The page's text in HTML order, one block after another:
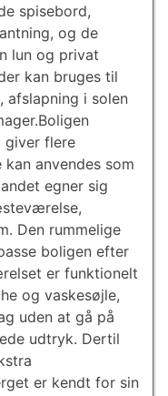
spisebord,
og de
lun og privat
kan bruges til
afslapning i solen
giver flere
anvendes som
egner sig
Den rummelige
boligen efter
er funktionelt
og vaskesøjle,
uden at gå på
udtryk. Dertil
er kendt for sin